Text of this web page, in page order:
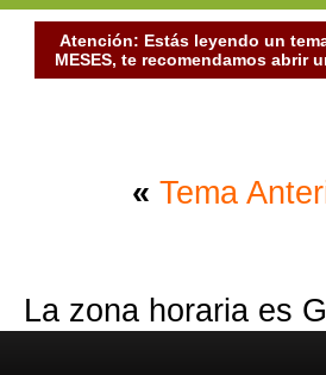
Atención: Estás leyendo un
MESES, te recomendamos abrir
« Tema
La zona horaria es